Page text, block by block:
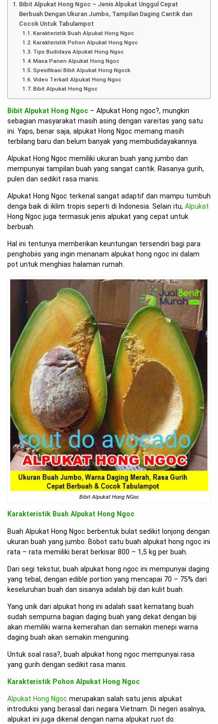
Bibit Alpukat Hong Ngoc – Jenis Alpukat Unggul Cepat
Berbuah Dengan Ukuran Jumbo, Tampilan Daging Cantik dan
Cocok Untuk Tabulampot
Karakteristik Buah Alpukat Hong Ngoc
Karakteristik Pohon Alpukat Hong Ngoc
Tips Budidaya Alpukat Hong Ngoc
Masa Panen Alpukat Hong Ngoc
Spesifikasi Bibit Alpukat Hong Ngock
Video Terkait Alpukat Hong Ngoc
Bibit Alpukat Hong Ngoc
Bibit Alpukat Hong Ngoc – Alpukat Hong ngoc?, mungkin
sebagian masyarakat masih asing dengan vareitas yang satu
ini. Yaps, benar saja, alpukat Hong Ngoc memang masih
terbilang baru dan belum banyak yang membudidayakannya.
Alpukat Hong Ngoc memiliki ukuran buah yang jumbo dan
mempunyai tampilan buah yang sangat cantik. Rasanya gurih,
pulen dan sedikit rasa manis.
Alpukat Hong Ngoc terkenal sangat adaptif dan mampu tumbuh
denga baik di iklim tropis seperti di Indonesia. Selain itu, Alpukat
Hong Ngoc juga termasuk jenis alpukat yang cepat untuk
berbuah.
Hal ini tentunya memberikan keuntungan tersendiri bagi para
penghobiis yang ingin menanam alpukat hong ngoc ini dalam
pot untuk menghias halaman rumah.
Bibit Alpukat Hong NGoc
Karakteristik Buah Alpukat Hong Ngoc
Buah Alpukat Hong Ngoc berbentuk bulat sedikit lonjong dengan
ukuran buah yang jumbo. Bobot satu buah alpukat hong ngoc ini
rata – rata memiliki berat berkisar 800 – 1,5 kg per buah.
Dari segi tekstur, buah alpukat hong ngoc ini mempunyai daging
yang tebal, dengan edible portion yang mencapai 70 – 75% dari
keseluruhan buah dan sisanya adalah biji dan kulit buah.
Yang unik dari alpukat hong ini adalah saat kematang buah
sudah sempurna bagian daging buah yang dekat dengan biji
akan memiliki warna kemerahan dan semakin menepi warna
daging buah akan semakin menguning.
Untuk soal rasa?, buah alpukat hong ngoc mempunyai rasa
yang gurih dengan sedikit rasa manis.
Karakteristik Pohon Alpukat Hong Ngoc
Alpukat Hong Ngoc merupakan salah satu jenis alpukat
introduksi yang berasal dari negara Vietnam. Di negeri asalnya,
alpukat ini juga dikenal dengan nama alpukat ruot do.